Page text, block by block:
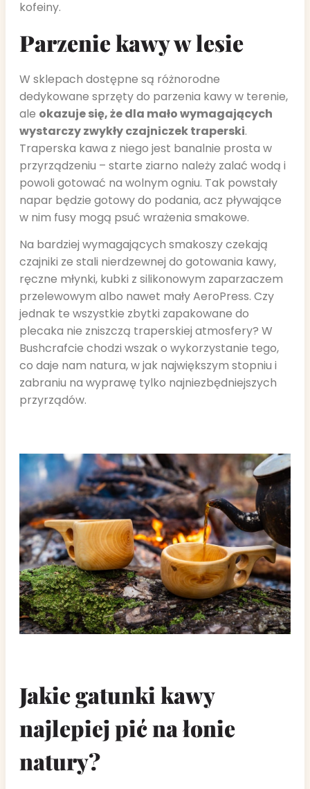
kofeiny.
Parzenie kawy w lesie
W sklepach dostępne są różnorodne
dedykowane sprzęty do parzenia kawy w terenie,
ale okazuje się, że dla mało wymagających
wystarczy zwykły czajniczek traperski.
Traperska kawa z niego jest banalnie prosta w
przyrządzeniu – starte ziarno należy zalać wodą i
powoli gotować na wolnym ogniu. Tak powstały
napar będzie gotowy do podania, acz pływające
w nim fusy mogą psuć wrażenia smakowe.
Na bardziej wymagających smakoszy czekają
czajniki ze stali nierdzewnej do gotowania kawy,
ręczne młynki, kubki z silikonowym zaparzaczem
przelewowym albo nawet mały AeroPress. Czy
jednak te wszystkie zbytki zapakowane do
plecaka nie zniszczą traperskiej atmosfery? W
Bushcrafcie chodzi wszak o wykorzystanie tego,
co daje nam natura, w jak największym stopniu i
zabraniu na wyprawę tylko najniezbędniejszych
przyrządów.
Jakie gatunki kawy
najlepiej pić na łonie
natury?